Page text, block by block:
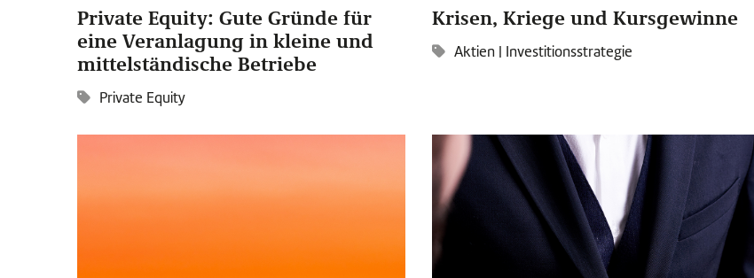
Private Equity: Gute Gründe für
eine Veranlagung in kleine und
mittelständische Betriebe
Private Equity
Krisen, Kriege und Kursgewinne
Aktien | Investitionsstrategie